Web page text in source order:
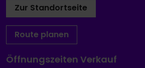
Zur Standortseite
Route planen
Öffnungszeiten Verkauf